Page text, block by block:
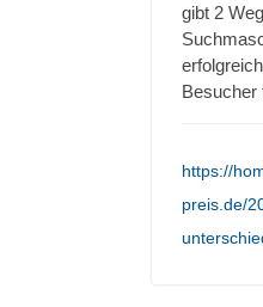
gibt 2
Besucher
https://
preis.de/